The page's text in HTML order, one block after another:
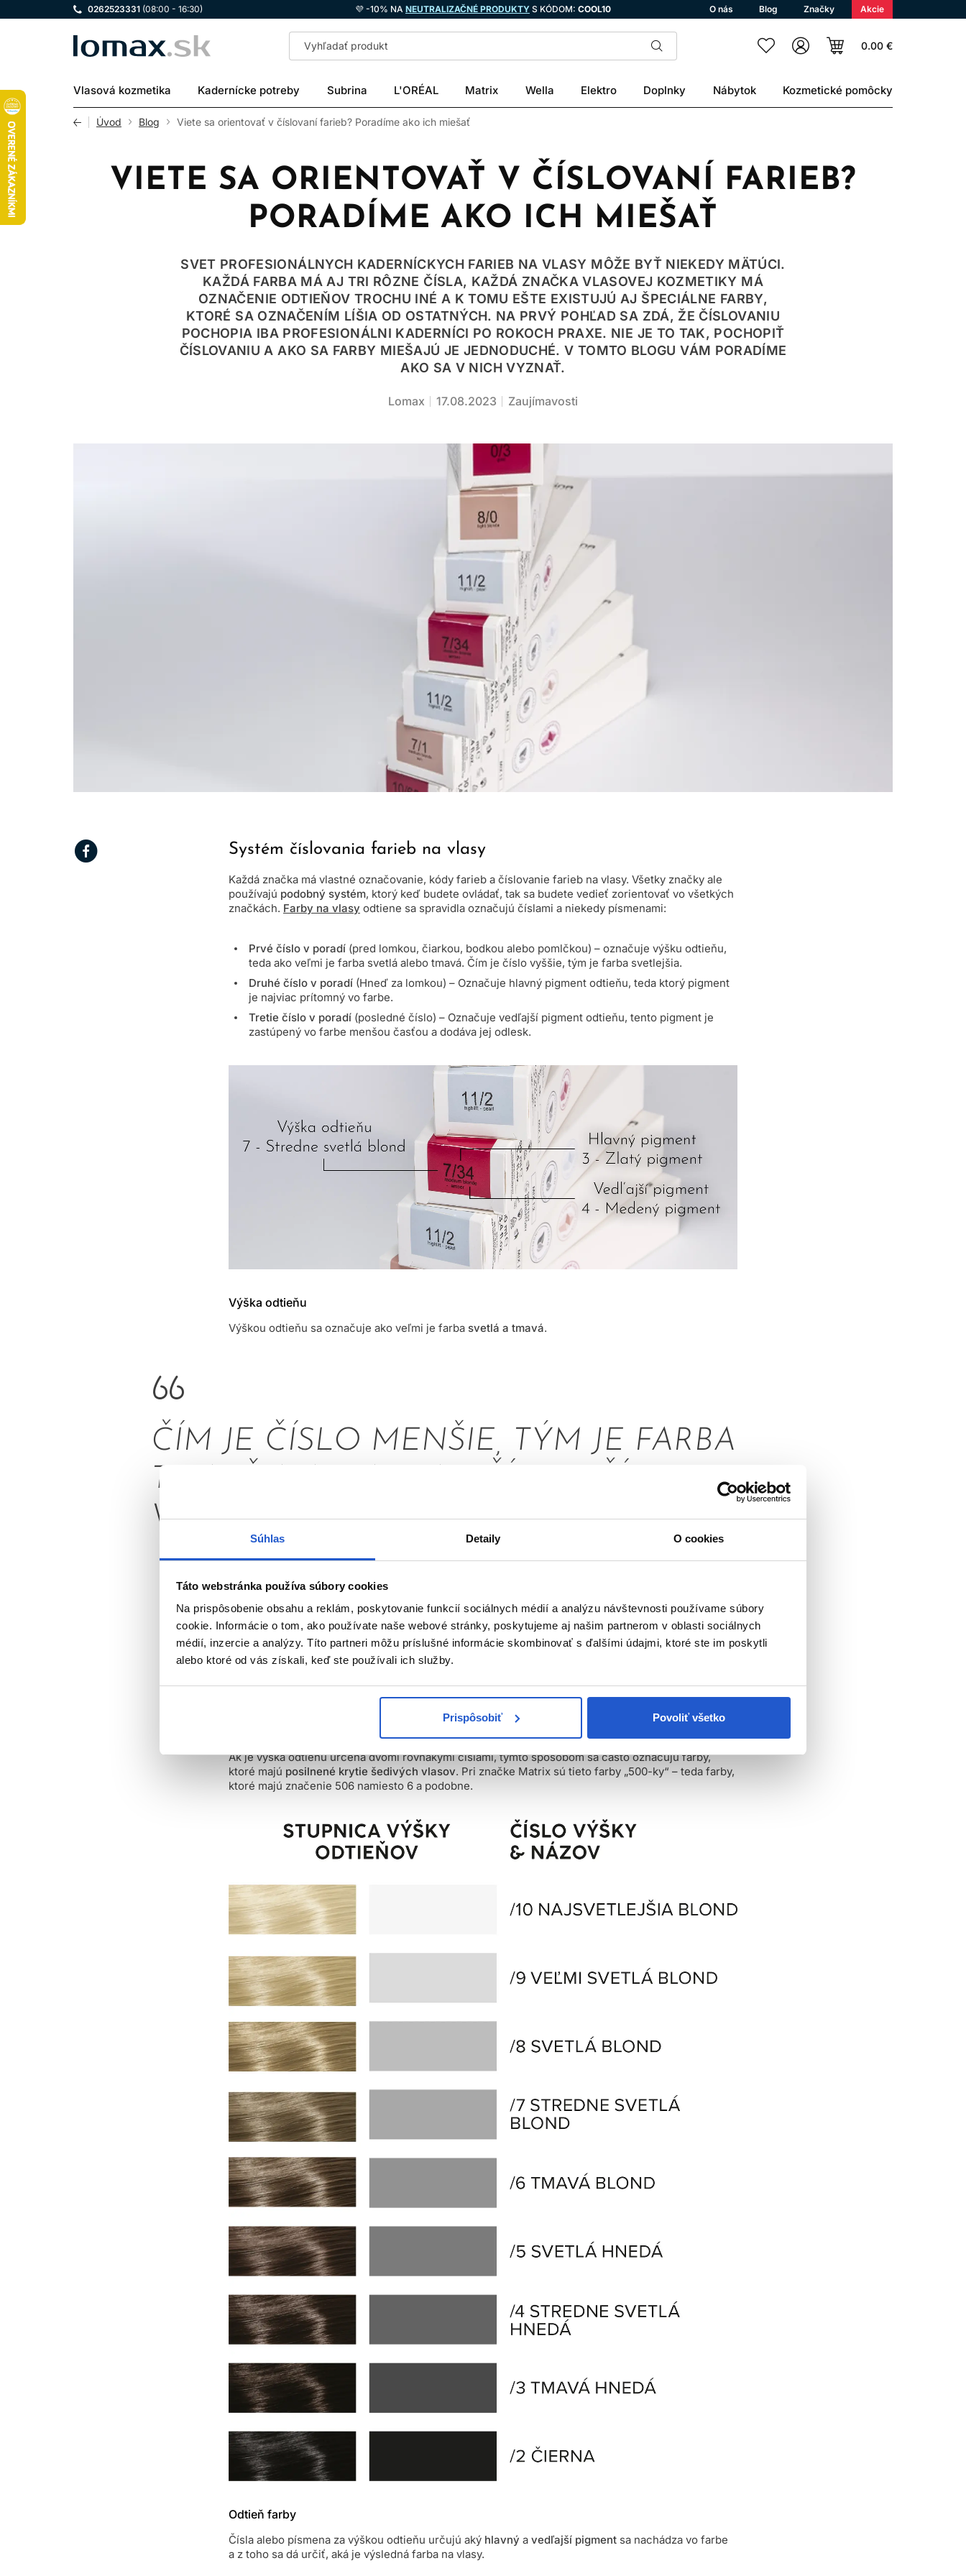
Súhlas Detaily O cookies
Táto webstránka používa súbory cookies
Na prispôsobenie obsahu a reklám, poskytovanie funkcií sociálnych médií a analýzu návštevnosti používame súbory
cookie. Informácie o tom, ako používate naše webové stránky, poskytujeme aj našim partnerom v oblasti sociálnych
médií, inzercie a analýzy. Títo partneri môžu príslušné informácie skombinovať s ďalšími údajmi, ktoré ste im poskytli
alebo ktoré od vás získali, keď ste používali ich služby.
Prispôsobiť Povoliť všetko
0262523331 (08:00 - 16:30) 💜 -10% NA NEUTRALIZAČNÉ PRODUKTY S KÓDOM: COOL10 O nás Blog Značky Akcie
LOMAX 0.00 €
Vlasová kozmetika Kadernícke potreby Subrina L'ORÉAL Matrix Wella Elektro Doplnky Nábytok Kozmetické pomôcky
Úvod Blog Viete sa orientovať v číslovaní farieb? Poradíme ako ich miešať
VIETE SA ORIENTOVAŤ V ČÍSLOVANÍ FARIEB?
PORADÍME AKO ICH MIEŠAŤ
SVET PROFESIONÁLNYCH KADERNÍCKYCH FARIEB NA VLASY MÔŽE BYŤ NIEKEDY MÄTÚCI.
KAŽDÁ FARBA MÁ AJ TRI RÔZNE ČÍSLA, KAŽDÁ ZNAČKA VLASOVEJ KOZMETIKY MÁ
OZNAČENIE ODTIEŇOV TROCHU INÉ A K TOMU EŠTE EXISTUJÚ AJ ŠPECIÁLNE FARBY,
KTORÉ SA OZNAČENÍM LÍŠIA OD OSTATNÝCH. NA PRVÝ POHĽAD SA ZDÁ, ŽE ČÍSLOVANIU
POCHOPIA IBA PROFESIONÁLNI KADERNÍCI PO ROKOCH PRAXE. NIE JE TO TAK, POCHOPIŤ
ČÍSLOVANIU A AKO SA FARBY MIEŠAJÚ JE JEDNODUCHÉ. V TOMTO BLOGU VÁM PORADÍME
AKO SA V NICH VYZNAŤ.
Lomax 17.08.2023 Zaujímavosti
Systém číslovania farieb na vlasy
Každá značka má vlastné označovanie, kódy farieb a číslovanie farieb na vlasy. Všetky značky ale
používajú podobný systém, ktorý keď budete ovládať, tak sa budete vedieť zorientovať vo všetkých
značkách. Farby na vlasy odtiene sa spravidla označujú číslami a niekedy písmenami:
Prvé číslo v poradí (pred lomkou, čiarkou, bodkou alebo pomlčkou) – označuje výšku odtieňu,
teda ako veľmi je farba svetlá alebo tmavá. Čím je číslo vyššie, tým je farba svetlejšia.
Druhé číslo v poradí (Hneď za lomkou) – Označuje hlavný pigment odtieňu, teda ktorý pigment
je najviac prítomný vo farbe.
Tretie číslo v poradí (posledné číslo) – Označuje vedľajší pigment odtieňu, tento pigment je
zastúpený vo farbe menšou časťou a dodáva jej odlesk.
Výška odtieňu
Výškou odtieňu sa označuje ako veľmi je farba svetlá a tmavá.
ČÍM JE ČÍSLO MENŠIE, TÝM JE FARBA
TMAVŠIA A NAOPAK ČÍM JE ČÍSLO
VYŠŠIE, TÝM JE FARBA SVETLEJŠIA.
Prírodná farba vlasov je od
ponajsvetlejšiu blond, ktorá má číslo 10.
Môžete sa stretnúť aj s tým, že výška odtieňu je 0 – toto označenie neznamená tmavšiu farbu od
čiernej, ale špeciálnu radu farieb nazývanú mixtóny. Ide o aditíva, ktoré sa môžu pridať do farieb na
zvýraznenie, posilnenie alebo neutralizáciu farby.
Označením 11 a vyššie sa určujú špeciálneextra zosvetlujúce farby, ktoré sa používajú s vyššou
Ak je výška odtieňu určená dvomi rovnakými číslami, týmto spôsobom sa často označujú farby,
ktoré majú posilnené krytie šedivých vlasov. Pri značke Matrix sú tieto farby „500-ky“ – teda farby,
ktoré majú značenie 506 namiesto 6 a podobne.
Odtieň farby
Čísla alebo písmena za výškou odtieňu určujú aký hlavný a vedľajší pigment sa nachádza vo farbe
a z toho sa dá určiť, aká je výsledná farba na vlasy.